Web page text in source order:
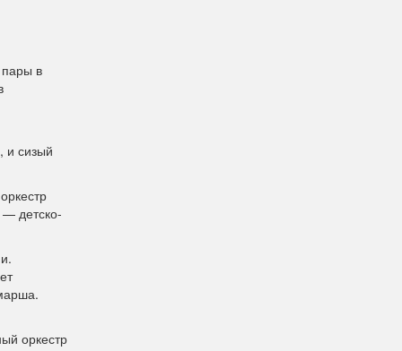
в
и сизый
— детско-
оркестр